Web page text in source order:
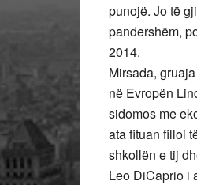
punojë. Jo të
pandershëm,
2014.
Mirsada,
në Evropën
sidomos me
ata fituan filloi
shkollën e tij
Leo DiCaprio i